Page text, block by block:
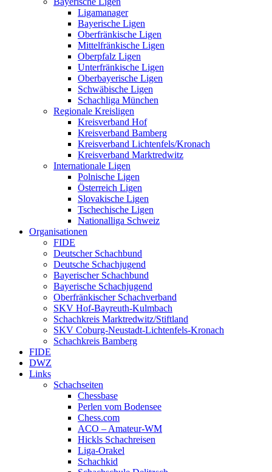
Ligamanager
Bayerische Ligen
Oberfränkische Ligen
Mittelfränkische Ligen
Oberpfalz Ligen
Unterfränkische Ligen
Oberbayerische Ligen
Schwäbische Ligen
Schachliga München
Regionale Kreisligen
Kreisverband Hof
Kreisverband Bamberg
Kreisverband Lichtenfels/Kronach
Kreisverband Marktredwitz
Internationale Ligen
Polnische Ligen
Österreich Ligen
Slovakische Ligen
Tschechische Ligen
Nationalliga Schweiz
Organisationen
FIDE
Deutscher Schachbund
Deutsche Schachjugend
Bayerischer Schachbund
Bayerische Schachjugend
Oberfränkischer Schachverband
SKV Hof-Bayreuth-Kulmbach
Schachkreis Marktredwitz/Stiftland
SKV Coburg-Neustadt-Lichtenfels-Kronach
Schachkreis Bamberg
FIDE
DWZ
Links
Schachseiten
Chessbase
Perlen vom Bodensee
Chess.com
ACO – Amateur-WM
Hickls Schachreisen
Liga-Orakel
Schachkid